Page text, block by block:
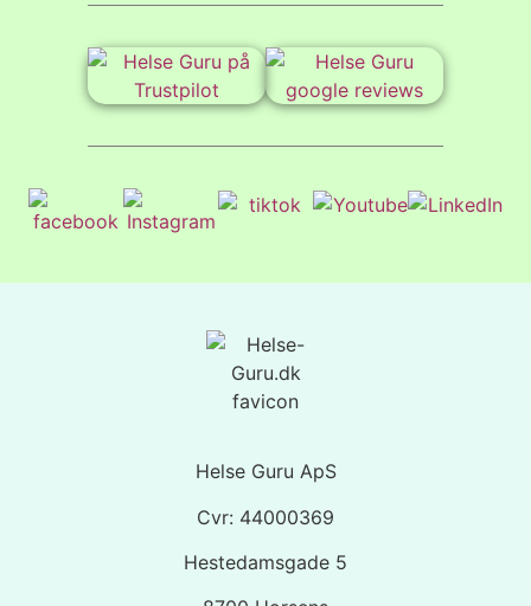
Helse Guru ApS
Cvr: 44000369
Hestedamsgade 5